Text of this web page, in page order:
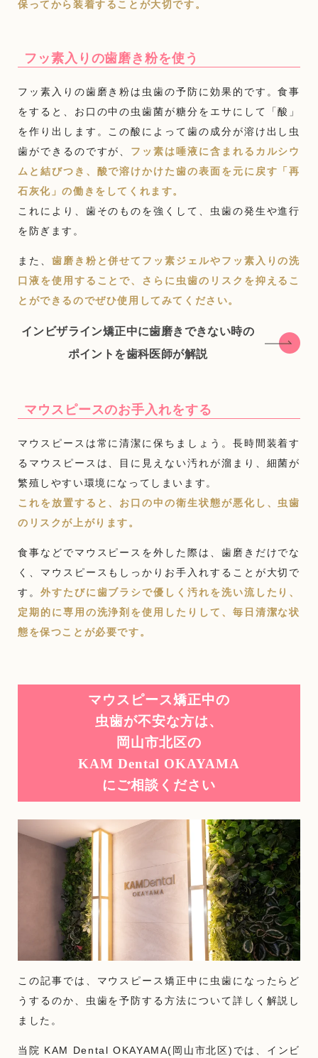
保ってから装着することが大切です。
フッ素入りの歯磨き粉を使う
フッ素入りの歯磨き粉は虫歯の予防に効果的です。食事
をすると、お口の中の虫歯菌が糖分をエサにして「酸」
を作り出します。この酸によって歯の成分が溶け出し虫
歯ができるのですが、 フッ素は唾液に含まれるカルシウ
ムと結びつき、酸で溶けかけた歯の表面を元に戻す「再
石灰化」の働きをしてくれます。
これにより、歯そのものを強くして、虫歯の発生や進行
を防ぎます。
また、 歯磨き粉と併せてフッ素ジェルやフッ素入りの洗
口液を使用することで、さらに虫歯のリスクを抑えるこ
とができるのでぜひ使用してみてください。
インビザライン矯正中に歯磨きできない時の
ポイントを歯科医師が解説
マウスピースのお手入れをする
マウスピースは常に清潔に保ちましょう。長時間装着す
るマウスピースは、目に見えない汚れが溜まり、細菌が
繁殖しやすい環境になってしまいます。
これを放置すると、お口の中の衛生状態が悪化し、虫歯
のリスクが上がります。
食事などでマウスピースを外した際は、歯磨きだけでな
く、マウスピースもしっかりお手入れすることが大切で
す。 外すたびに歯ブラシで優しく汚れを洗い流したり、
定期的に専用の洗浄剤を使用したりして、毎日清潔な状
態を保つことが必要です。
マウスピース矯正中の
虫歯が不安な方は、
岡山市北区の
KAM Dental OKAYAMA
にご相談ください
この記事では、マウスピース矯正中に虫歯になったらど
うするのか、虫歯を予防する方法について詳しく解説し
ました。
当院 KAM Dental OKAYAMA(岡山市北区)では、インビ